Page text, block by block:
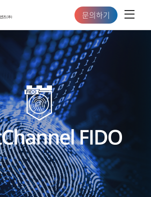
문의하기